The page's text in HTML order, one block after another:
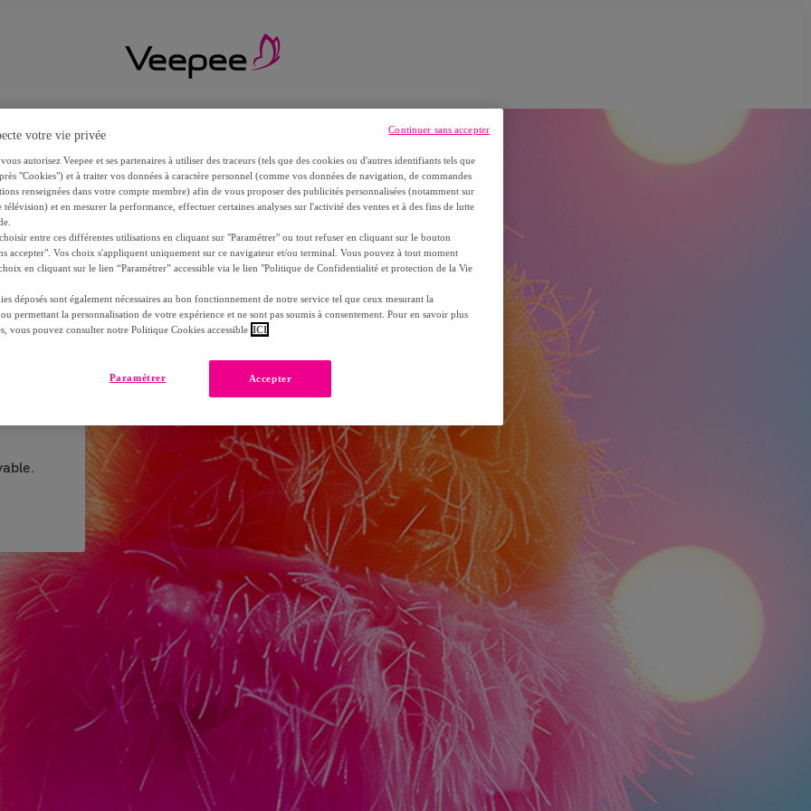
votre vie privée
autorisez Veepee et ses partenaires à utiliser des traceurs (tels que des cookies ou d'autres identifiants tels que
"Cookies") et à traiter vos données à caractère personnel (comme vos données de navigation, de commandes
renseignées dans votre compte membre) afin de vous proposer des publicités personnalisées (notamment sur
télévision) et en mesurer la performance, effectuer certaines analyses sur l'activité des ventes et à des fins de lutte
entre ces différentes utilisations en cliquant sur "Paramétrer" ou tout refuser en cliquant sur le bouton
accepter". Vos choix s'appliquent uniquement sur ce navigateur et/ou terminal. Vous pouvez à tout moment
en cliquant sur le lien “Paramétrer” accessible via le lien "Politique de Confidentialité et protection de la Vie
déposés sont également nécessaires au bon fonctionnement de notre service tel que ceux mesurant la
permettant la personnalisation de votre expérience et ne sont pas soumis à consentement. Pour en savoir plus
vous pouvez consulter notre Politique Cookies accessible ICI
Accepter
Paramétrer
Continuer sans accepter